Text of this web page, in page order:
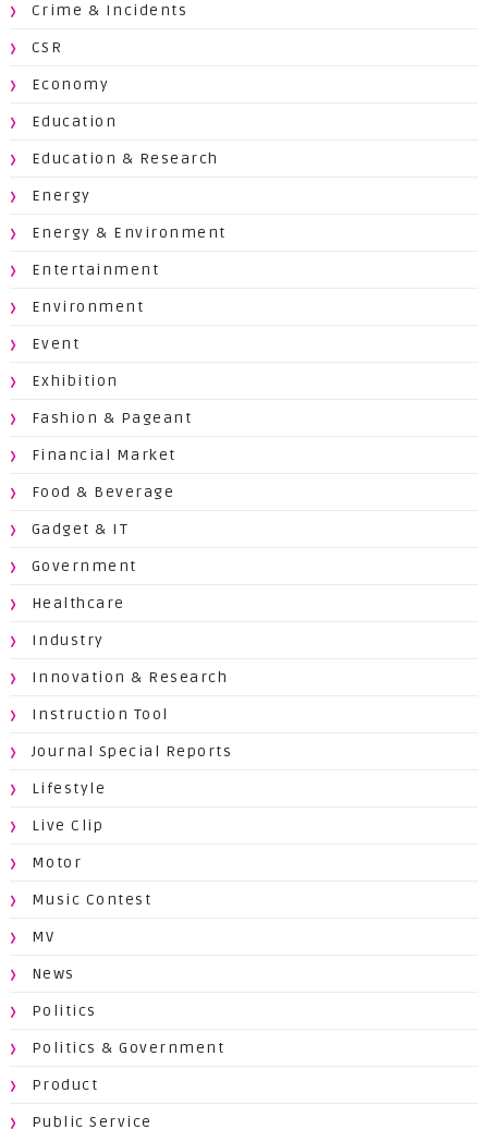
Crime & Incidents
CSR
Economy
Education
Education & Research
Energy
Energy & Environment
Entertainment
Environment
Event
Exhibition
Fashion & Pageant
Financial Market
Food & Beverage
Gadget & IT
Government
Healthcare
Industry
Innovation & Research
Instruction Tool
Journal Special Reports
Lifestyle
Live Clip
Motor
Music Contest
MV
News
Politics
Politics & Government
Product
Public Service